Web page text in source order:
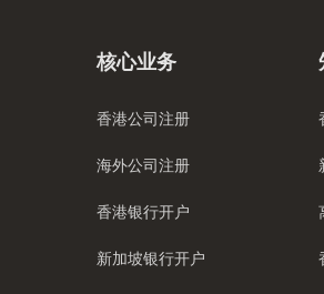
核心业务
香港公司注册
海外公司注册
香港银行开户
新加坡银行开户